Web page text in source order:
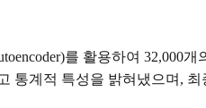
를 활용하여 32,000
통계적 특성을 밝혀냈으며,